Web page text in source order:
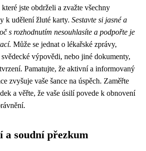
jste obdrželi a zvažte všechny
k udělení žluté karty. Sestavte si jasné a
s rozhodnutím nesouhlasíte a podpořte je
Může se jednat o lékařské zprávy,
výpovědi, nebo jiné dokumenty,
Pamatujte, že aktivní a informovaný
zvyšuje vaše šance na úspěch. Zaměřte
a věřte, že vaše úsilí povede k obnovení
a soudní přezkum